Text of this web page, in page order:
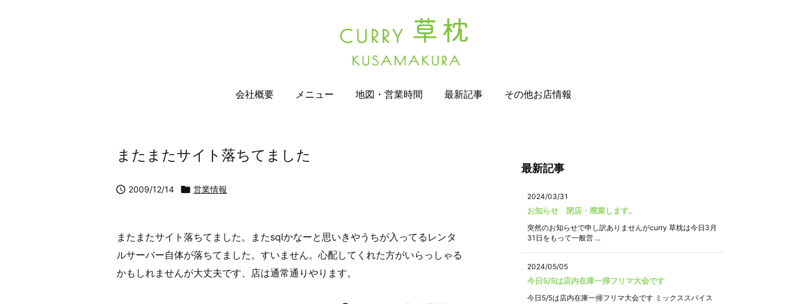
会社概要 メニュー 地図・営業時間 最新記事 その他お店情報
またまたサイト落ちてました
 2009/12/14  営業情報
またまたサイト落ちてました。またsqlかなーと思いきやうちが入ってるレンタ
ルサーバー自体が落ちてました。すいません。心配してくれた方がいらっしゃる
かもしれませんが大丈夫です、店は通常通りやります。
最新記事
2024/03/31
お知らせ 閉店・廃業します。
突然のお知らせで申し訳ありませんがcurry 草枕は今日3月
31日をもって一般営 ...
2024/05/05
今日5/5は店内在庫一掃フリマ大会です
今日5/5は店内在庫一掃フリマ大会です ミックススパイス